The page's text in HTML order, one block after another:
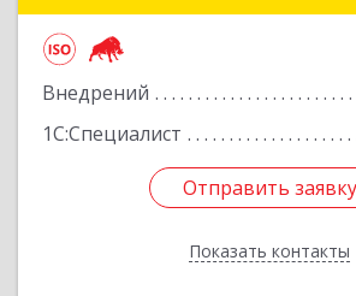
Внедрений
1С:Специалист
Отправить заявку
Показать контакты
Отправить заявку
Назад